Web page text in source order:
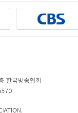
한국방송협회